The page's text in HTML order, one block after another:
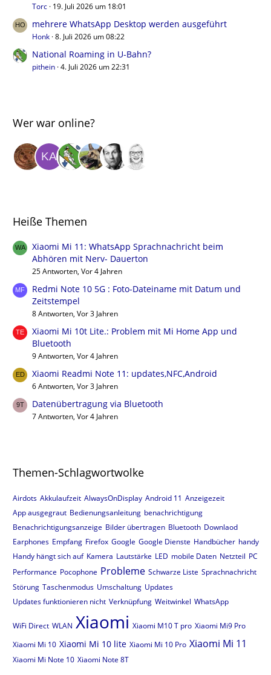
Torc 19. Juli 2026 um 18:01
mehrere WhatsApp Desktop werden ausgeführt
Honk 8. Juli 2026 um 08:22
National Roaming in U-Bahn?
pithein 4. Juli 2026 um 22:31
Wer war online?
Heiße Themen
Xiaomi Mi 11: WhatsApp Sprachnachricht beim
Abhören mit Nerv- Dauerton
25 Antworten, Vor 4 Jahren
Redmi Note 10 5G : Foto-Dateiname mit Datum und
Zeitstempel
8 Antworten, Vor 3 Jahren
Xiaomi Mi 10t Lite.: Problem mit Mi Home App und
Bluetooth
9 Antworten, Vor 4 Jahren
Xiaomi Readmi Note 11: updates,NFC,Android
6 Antworten, Vor 3 Jahren
Datenübertragung via Bluetooth
7 Antworten, Vor 4 Jahren
Themen-Schlagwortwolke
Airdots Akkulaufzeit AlwaysOnDisplay Android 11 Anzeigezeit
App ausgegraut Bedienungsanleitung benachrichtigung
Benachrichtigungsanzeige Bilder übertragen Bluetooth Downlaod
Earphones Empfang Firefox Google Google Dienste Handbücher handy
Handy hängt sich auf Kamera Lautstärke LED mobile Daten Netzteil PC
Performance Pocophone Probleme Schwarze Liste Sprachnachricht
Störung Taschenmodus Umschaltung Updates
Updates funktionieren nicht Verknüpfung Weitwinkel WhatsApp
WiFi Direct WLAN Xiaomi Xiaomi M10 T pro Xiaomi Mi9 Pro
Xiaomi Mi 10 Xiaomi Mi 10 lite Xiaomi Mi 10 Pro Xiaomi Mi 11
Xiaomi Mi Note 10 Xiaomi Note 8T